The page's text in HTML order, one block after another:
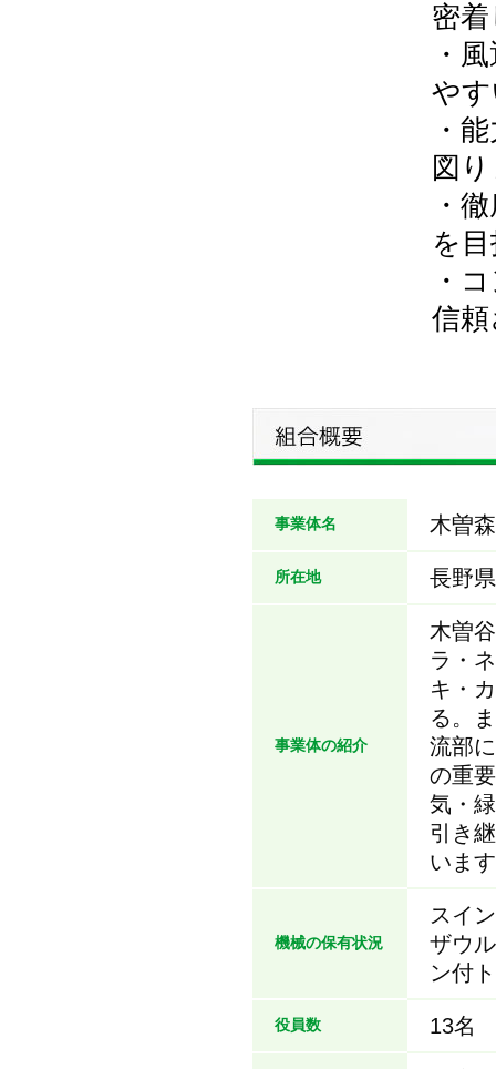
密
・
や
・
図
・
を
・
信
事業体名 木曽
所在地 長野
事業体の紹介
木曽
ラ・
キ・
る。
流部
の重
気・
引き
いま
機械の保有状況
スイ
ザウ
ン付
役員数 13名